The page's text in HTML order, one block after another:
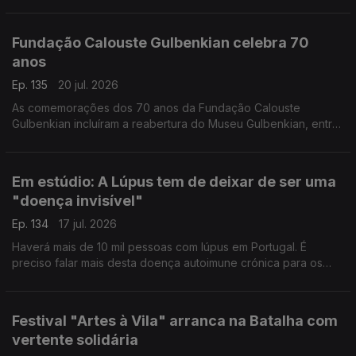
Fundação Calouste Gulbenkian celebra 70
anos
Ep. 135
20 jul. 2026
As comemorações dos 70 anos da Fundação Calouste
Gulbenkian incluíram a reabertura do Museu Gulbenkian, entre
Em estúdio: A Lúpus tem de deixar de ser uma
"doença invisível"
Ep. 134
17 jul. 2026
Haverá mais de 10 mil pessoas com lúpus em Portugal. É
preciso falar mais desta doença autoimune crónica para os
Festival "Artes à Vila" arranca na Batalha com
vertente solidária